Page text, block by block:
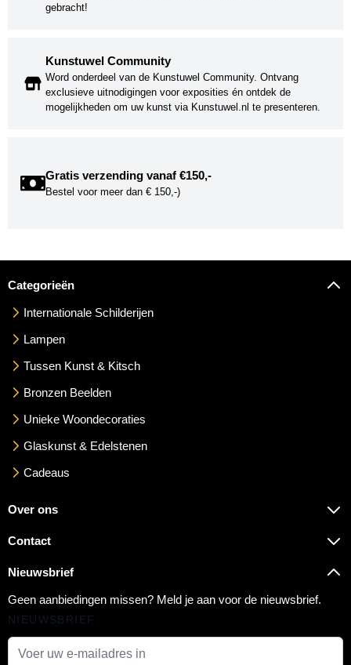
gebracht!
Kunstuwel Community
Word onderdeel van de Kunstuwel Community. Ontvang
exclusieve uitnodigingen voor exposities én ontdek de
mogelijkheden om uw kunst via Kunstuwel.nl te presenteren.
Gratis verzending vanaf €150,-
Bestel voor meer dan € 150,-)
Categorieën
Internationale Schilderijen
Lampen
Tussen Kunst & Kitsch
Bronzen Beelden
Unieke Woondecoraties
Glaskunst & Edelstenen
Cadeaus
Over ons
Contact
Nieuwsbrief
Geen aanbiedingen missen? Meld je aan voor de nieuwsbrief.
NIEUWSBRIEF